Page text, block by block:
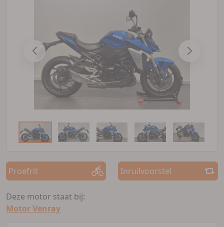
Proefrit Inruilvoorstel
Deze motor staat bij:
Motor Venray